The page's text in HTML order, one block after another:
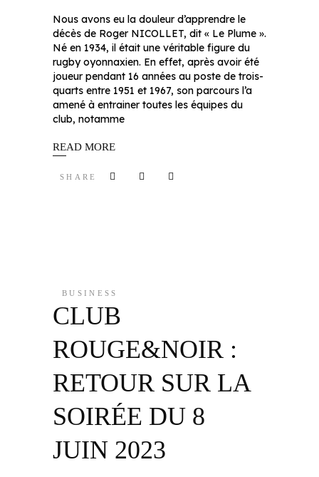
Nous avons eu la douleur d’apprendre le
décès de Roger NICOLLET, dit « Le Plume ».
Né en 1934, il était une véritable figure du
rugby oyonnaxien. En effet, après avoir été
joueur pendant 16 années au poste de trois-
quarts entre 1951 et 1967, son parcours l’a
amené à entrainer toutes les équipes du
club, notamme
READ MORE
SHARE
BUSINESS
CLUB
ROUGE&NOIR :
RETOUR SUR LA
SOIRÉE DU 8
JUIN 2023